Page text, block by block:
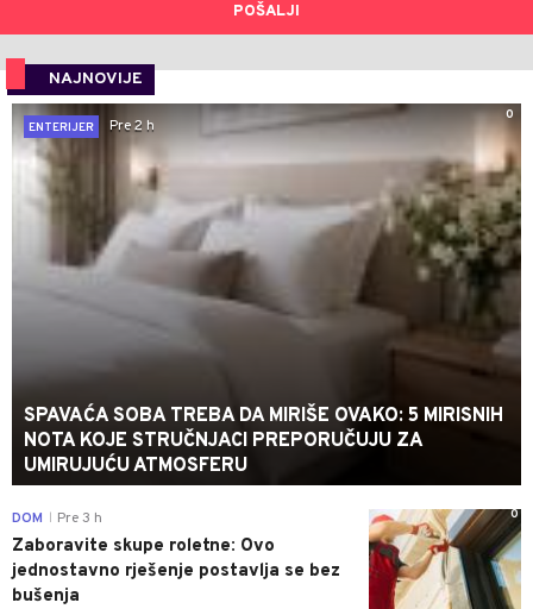
POŠALJI
NAJNOVIJE
0
ENTERIJER
Pre 2 h
SPAVAĆA SOBA TREBA DA MIRIŠE OVAKO: 5 MIRISNIH
NOTA KOJE STRUČNJACI PREPORUČUJU ZA
UMIRUJUĆU ATMOSFERU
0
DOM Pre 3 h
Zaboravite skupe roletne: Ovo
jednostavno rješenje postavlja se bez
bušenja